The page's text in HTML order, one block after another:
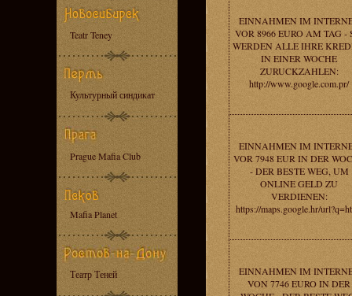
Teatr Teney
Культурный синдикат
Prague Mafia Club
Mafia Planet
Театр Теней
EINNAHMEN IM
VOR 8966 EURO AM TAG -
WERDEN ALLE IHRE
IN EINER WOCHE
ZURUCKZAHLEN:
http://www.google.com.pr/
EINNAHMEN IM
VOR 7948 EUR IN DER
- DER BESTE WEG, UM
ONLINE GELD ZU
VERDIENEN:
https://maps.google.hr/
EINNAHMEN IM
VON 7746 EURO IN DER